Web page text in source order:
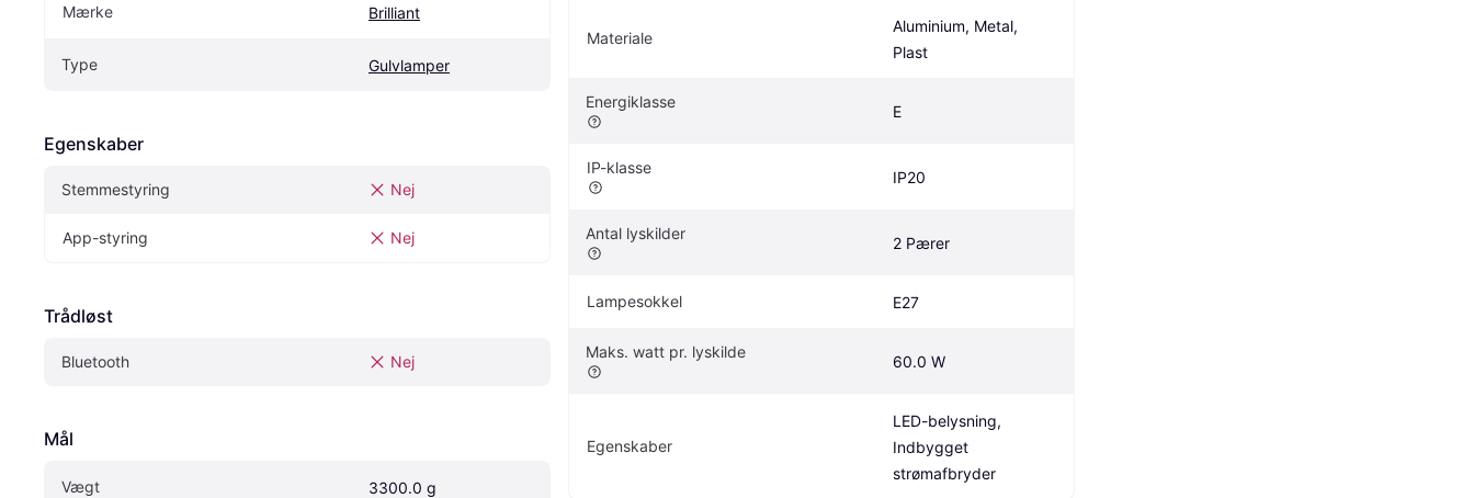
Mærke Brilliant
Type Gulvlamper
Egenskaber
Stemmestyring Nej
App-styring Nej
Trådløst
Bluetooth Nej
Mål
Vægt 3300.0 g
Materiale
Aluminium, Metal,
Plast
Energiklasse
E
IP-klasse
IP20
Antal lyskilder
2 Pærer
Lampesokkel E27
Maks. watt pr. lyskilde
60.0 W
Egenskaber
LED-belysning,
Indbygget
strømafbryder